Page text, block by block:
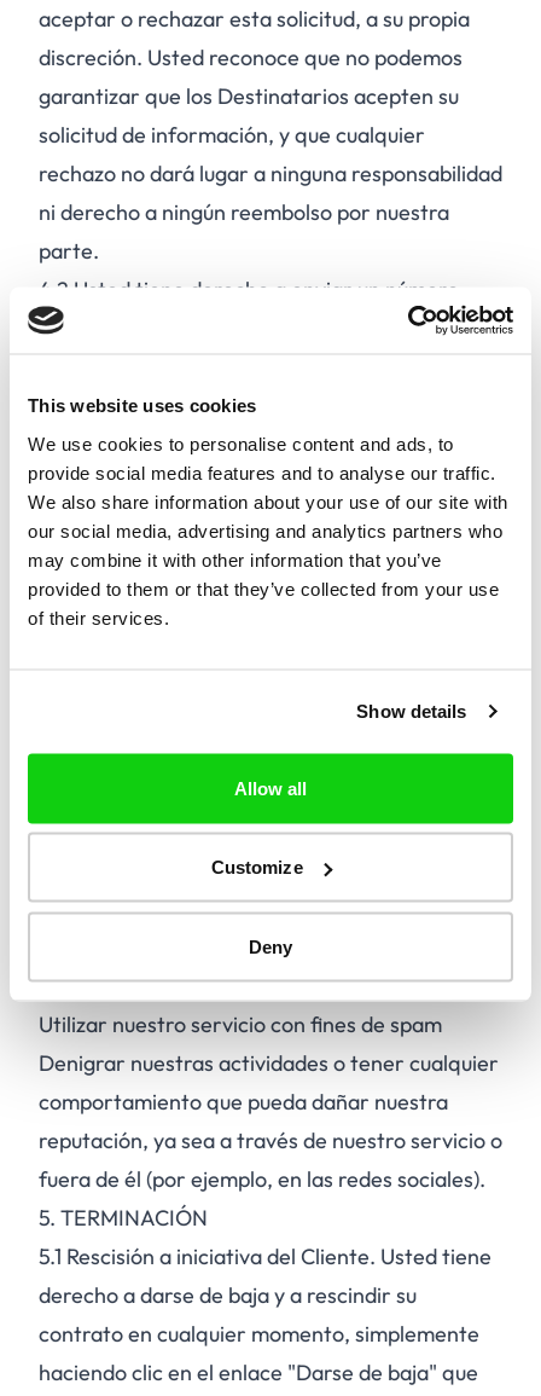
This website uses cookies
We use cookies to personalise content and ads, to
provide social media features and to analyse our traffic.
We also share information about your use of our site with
our social media, advertising and analytics partners who
may combine it with other information that you’ve
provided to them or that they’ve collected from your use
of their services.
Show details
Allow all
Customize
Deny
aceptar o rechazar esta solicitud, a su propia
discreción. Usted reconoce que no podemos
garantizar que los Destinatarios acepten su
solicitud de información, y que cualquier
rechazo no dará lugar a ninguna responsabilidad
ni derecho a ningún reembolso por nuestra
parte.
4.2 Usted tiene derecho a enviar un número
ilimitado de Solicitudes a los Destinatarios de su
4.3Se le prohíbe :
Utilizar el Sitio de forma ilegal o contraviniendo
estas Condiciones
Vender, copiar, alquilar, arrendar, prestar,
distribuir, transferir o sublicenciar todo o parte
del contenido del Sitio, de Nuestro Servicio, o
nuestros sistemas o a los de nuestros
subcontratistas o realizar cualquier actividad
que pueda interrumpir, degradar o interferir en
el rendimiento o la funcionalidad del Sitio y de
Utilizar el Sitio para cualquier fin indebido
introduciendo intencionadamente un virus u
otro programa malicioso
Utilizar nuestro servicio con fines de spam
Denigrar nuestras actividades o tener cualquier
comportamiento que pueda dañar nuestra
reputación, ya sea a través de nuestro servicio o
fuera de él (por ejemplo, en las redes sociales).
5. TERMINACIÓN
5.1 Rescisión a iniciativa del Cliente. Usted tiene
derecho a darse de baja y a rescindir su
contrato en cualquier momento, simplemente
haciendo clic en el enlace "Darse de baja" que